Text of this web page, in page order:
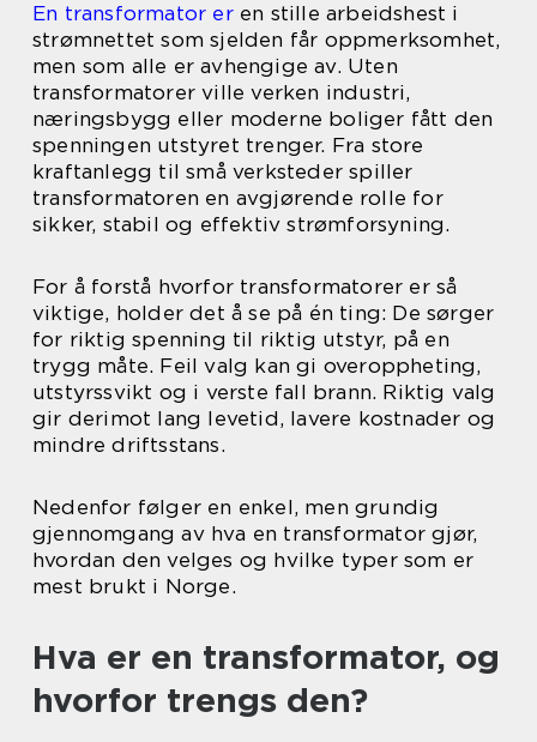
En transformator eren stille arbeidshest i
strømnettet som sjelden får oppmerksomhet,
men som alle er avhengige av. Uten
transformatorer ville verken industri,
næringsbygg eller moderne boliger fått den
spenningen utstyret trenger. Fra store
kraftanlegg til små verksteder spiller
transformatoren en avgjørende rolle for
sikker, stabil og effektiv strømforsyning.
For å forstå hvorfor transformatorer er så
viktige, holder det å se på én ting: De sørger
for riktig spenning til riktig utstyr, på en
trygg måte. Feil valg kan gi overoppheting,
utstyrssvikt og i verste fall brann. Riktig valg
gir derimot lang levetid, lavere kostnader og
mindre driftsstans.
Nedenfor følger en enkel, men grundig
gjennomgang av hva en transformator gjør,
hvordan den velges og hvilke typer som er
mest brukt i Norge.
Hva er en transformator, og
hvorfor trengs den?